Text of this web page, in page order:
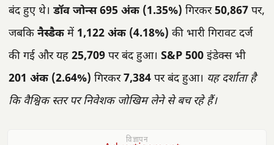
बंद हुए थे। डॉव जोन्स 695 अंक (1.35%) गिरकर50,867 पर,
जबकि नैस्डैक में 1,122 अंक (4.18%) की भारी गिरावट दर्ज
की गई और यह 25,709 पर बंद हुआ। S&P 500 इंडेक्स भी
201 अंक (2.64%) गिरकर7,384 पर बंद हुआ। यह दर्शाता है
कि वैश्विक स्तर पर निवेशक जोखिम लेने से बच रहे हैं।
विज्ञापन